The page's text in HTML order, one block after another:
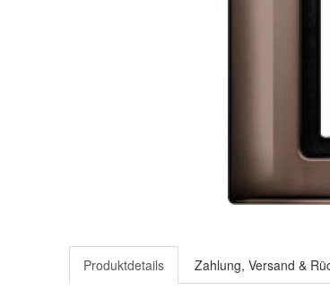
Produktdetails Zahlung, Versand &